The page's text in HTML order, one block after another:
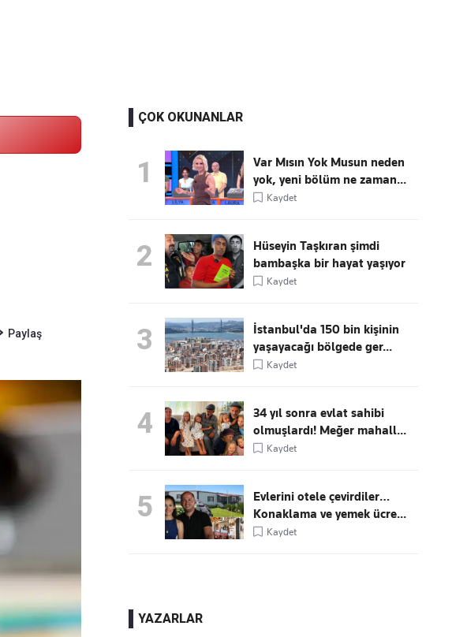
Paylaş
ÇOK OKUNANLAR
1
Var Mısın Yok Musun neden
yok, yeni bölüm ne zaman...
Kaydet
2
Hüseyin Taşkıran şimdi
bambaşka bir hayat yaşıyor
Kaydet
3
İstanbul'da 150 bin kişinin
yaşayacağı bölgede ger...
Kaydet
4
34 yıl sonra evlat sahibi
olmuşlardı! Meğer mahall...
Kaydet
5
Evlerini otele çevirdiler…
Konaklama ve yemek ücre...
Kaydet
YAZARLAR